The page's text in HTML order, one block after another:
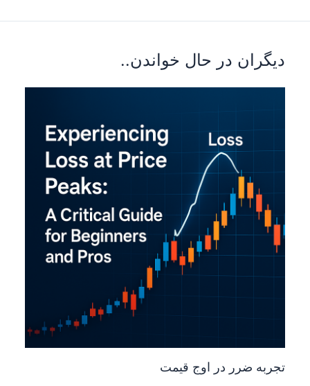
دیگران در حال خواندن..
تجربه ضرر در اوج قیمت